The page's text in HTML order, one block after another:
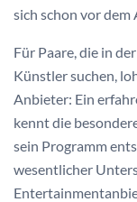
sich schon vor dem
Für Paare, die in
Künstler suchen,
Anbieter: Ein
kennt die
sein Programm
wesentlicher